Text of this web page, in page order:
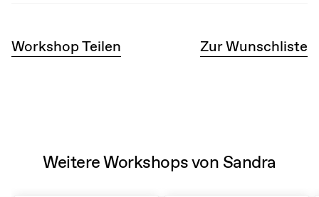
Workshop Teilen Zur Wunschliste
Weitere Workshops von Sandra